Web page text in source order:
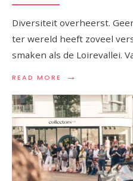
Diversiteit overheerst.
ter wereld heeft zoveel
smaken als de Loirevallei.
READ MORE →
READ
BIJ
HET
PROEVEN
VAN
DE
LOIRE